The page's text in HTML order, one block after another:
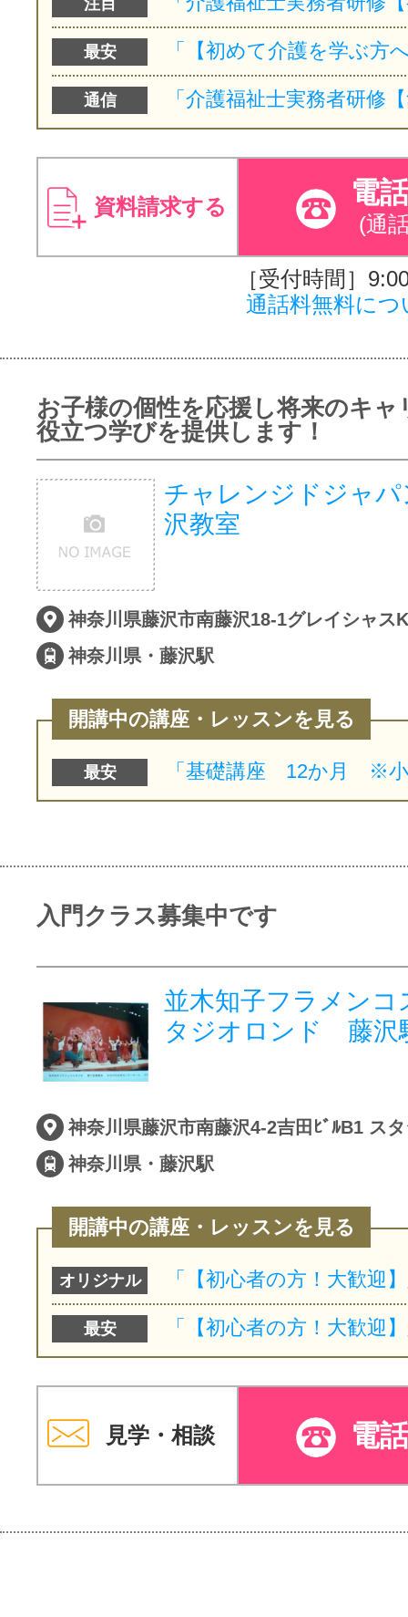
最安
通信
資料請求する 電
(通
［受付時間］
通話料無料につ
お子様の個性を応援し将来のキャ
役立つ学びを提供します！
チャレンジドジャ
沢教室
神奈川県藤沢市南藤沢18-1グレイシャス
神奈川県・藤沢駅
開講中の講座・レッスンを見る
最安
入門クラス募集中です
並木知子フラメンコ
タジオロンド 藤沢
神奈川県藤沢市南藤沢4-2吉田ﾋﾞﾙB1 ス
神奈川県・藤沢駅
開講中の講座・レッスンを見る
オリジナル
最安
見学・相談 電